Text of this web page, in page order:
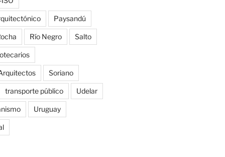
Paysandú
Río Negro Salto
Soriano
transporte público Udelar
Uruguay